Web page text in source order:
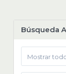
Búsqueda
Mostrar